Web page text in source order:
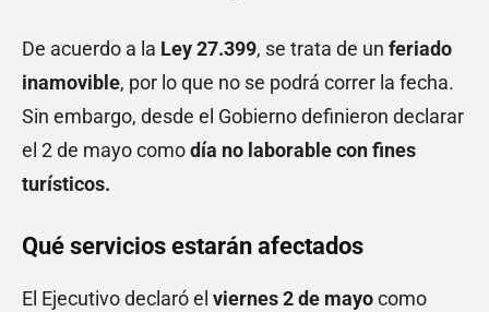
De acuerdo a la Ley 27.399, se trata de un feriado
inamovible, por lo que no se podrá correr la fecha.
Sin embargo, desde el Gobierno definieron declarar
el 2 de mayo comodía no laborable con fines
turísticos.
Qué servicios estarán afectados
El Ejecutivo declaró el viernes 2 de mayocomo